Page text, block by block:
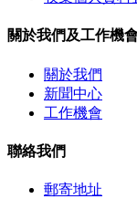
關於我們及工作機
關於我們
新聞中心
工作機會
聯絡我們
郵寄地址